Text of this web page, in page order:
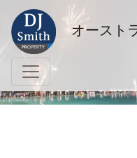
オースト